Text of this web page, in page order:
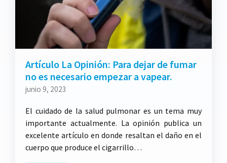
Artículo La Opinión: Para dejar de fumar
no es necesario empezar a vapear.
junio 9, 2023
El cuidado de la salud pulmonar es un tema muy
importante actualmente. La opinión publica un
excelente artículo en donde resaltan el daño en el
cuerpo que produce el cigarrillo…